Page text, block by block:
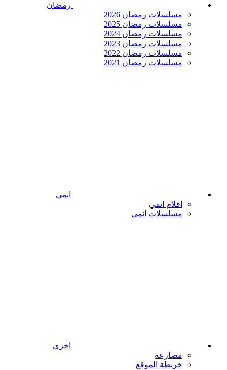
رمضان
مسلسلات رمضان 2026
مسلسلات رمضان 2025
مسلسلات رمضان 2024
مسلسلات رمضان 2023
مسلسلات رمضان 2022
مسلسلات رمضان 2021
انمي
افلام انمي
مسلسلات انمي
اخري
مصارعه
خريطة الموقع